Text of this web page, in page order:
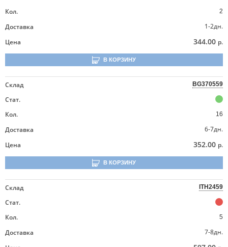
Кол.
2
Доставка
1-2дн.
Цена
344.00 р.
В КОРЗИНУ
Склад BG370559
Стат.
Кол.
16
Доставка
6-7дн.
Цена
352.00 р.
В КОРЗИНУ
Склад ITH2459
Стат.
Кол.
5
Доставка
7-8дн.